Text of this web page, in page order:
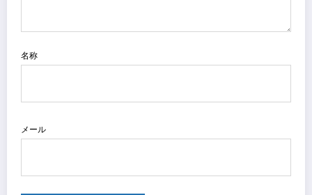
名称
メール